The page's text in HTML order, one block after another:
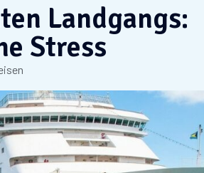
Landgangs:
Stress